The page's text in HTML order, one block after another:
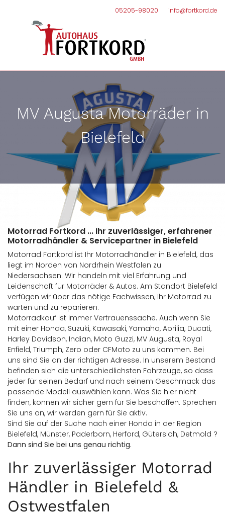
05205-98020 info@fortkord.de
MV Augusta Motorräder in
Bielefeld
Motorrad Fortkord ... Ihr zuverlässiger, erfahrener
Motorradhändler & Servicepartner in Bielefeld
Motorrad Fortkord ist Ihr Motorradhändler in Bielefeld, das
liegt im Norden von Nordrhein Westfalen zu
Niedersachsen. Wir handeln mit viel Erfahrung und
Leidenschaft für Motorräder & Autos. Am Standort Bielefeld
verfügen wir über das nötige Fachwissen, Ihr Motorrad zu
warten und zu reparieren.
Motorradkauf ist immer Vertrauenssache. Auch wenn Sie
mit einer Honda, Suzuki, Kawasaki, Yamaha, Aprilia, Ducati,
Harley Davidson, Indian, Moto Guzzi, MV Augusta, Royal
Enfield, Triumph, Zero oder CFMoto zu uns kommen. Bei
uns sind Sie an der richtigen Adresse. In unserem Bestand
befinden sich die unterschiedlichsten Fahrzeuge, so dass
jeder für seinen Bedarf und nach seinem Geschmack das
passende Modell auswählen kann. Was Sie hier nicht
finden, können wir sicher gern für Sie beschaffen. Sprechen
Sie uns an, wir werden gern für Sie aktiv.
Sind Sie auf der Suche nach einer Honda in der Region
Bielefeld, Münster, Paderborn, Herford, Gütersloh, Detmold ?
Dann sind Sie bei uns genau richtig.
Ihr zuverlässiger Motorrad
Händler in Bielefeld &
Ostwestfalen